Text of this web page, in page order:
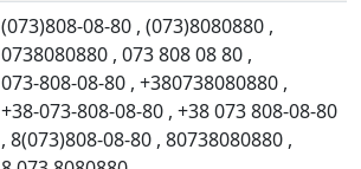
(073)808-08-80 , (073)8080880 ,
0738080880 , 073 808 08 80 ,
073-808-08-80 , +380738080880 ,
+38-073-808-08-80 , +38 073 808-08-80
, 8(073)808-08-80 , 80738080880 ,